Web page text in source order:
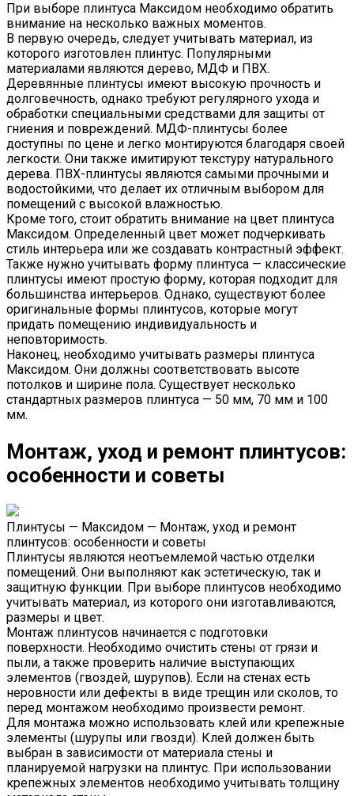
При выборе плинтуса Максидом необходимо обратить
внимание на несколько важных моментов.
В первую очередь, следует учитывать материал, из
которого изготовлен плинтус. Популярными
материалами являются дерево, МДФ и ПВХ.
Деревянные плинтусы имеют высокую прочность и
долговечность, однако требуют регулярного ухода и
обработки специальными средствами для защиты от
гниения и повреждений. МДФ-плинтусы более
доступны по цене и легко монтируются благодаря своей
легкости. Они также имитируют текстуру натурального
дерева. ПВХ-плинтусы являются самыми прочными и
водостойкими, что делает их отличным выбором для
помещений с высокой влажностью.
Кроме того, стоит обратить внимание на цвет плинтуса
Максидом. Определенный цвет может подчеркивать
стиль интерьера или же создавать контрастный эффект.
Также нужно учитывать форму плинтуса — классические
плинтусы имеют простую форму, которая подходит для
большинства интерьеров. Однако, существуют более
оригинальные формы плинтусов, которые могут
придать помещению индивидуальность и
неповторимость.
Наконец, необходимо учитывать размеры плинтуса
Максидом. Они должны соответствовать высоте
потолков и ширине пола. Существует несколько
стандартных размеров плинтуса — 50 мм, 70 мм и 100
мм.
Монтаж, уход и ремонт плинтусов:
особенности и советы
Плинтусы — Максидом — Монтаж, уход и ремонт
плинтусов: особенности и советы
Плинтусы являются неотъемлемой частью отделки
помещений. Они выполняют как эстетическую, так и
защитную функции. При выборе плинтусов необходимо
учитывать материал, из которого они изготавливаются,
размеры и цвет.
Монтаж плинтусов начинается с подготовки
поверхности. Необходимо очистить стены от грязи и
пыли, а также проверить наличие выступающих
элементов (гвоздей, шурупов). Если на стенах есть
неровности или дефекты в виде трещин или сколов, то
перед монтажом необходимо произвести ремонт.
Для монтажа можно использовать клей или крепежные
элементы (шурупы или гвозди). Клей должен быть
выбран в зависимости от материала стены и
планируемой нагрузки на плинтус. При использовании
крепежных элементов необходимо учитывать толщину